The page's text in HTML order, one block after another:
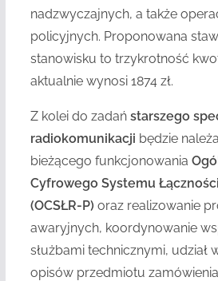
nadzwyczajnych, a także
policyjnych. Proponowana
stanowisku to trzykrotność
aktualnie wynosi 1874 zł.
Z kolei do zadań starszego
radiokomunikacji będzie
bieżącego funkcjonowania
Cyfrowego Systemu
(OCSŁR-P) oraz realizowanie
awaryjnych, koordynowanie
służbami technicznymi, udział
opisów przedmiotu